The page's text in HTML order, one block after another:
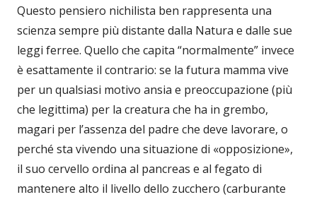
Questo pensiero nichilista ben rappresenta una
scienza sempre più distante dalla Natura e dalle sue
leggi ferree. Quello che capita “normalmente” invece
è esattamente il contrario: se la futura mamma vive
per un qualsiasi motivo ansia e preoccupazione (più
che legittima) per la creatura che ha in grembo,
magari per l’assenza del padre che deve lavorare, o
perché sta vivendo una situazione di «opposizione»,
il suo cervello ordina al pancreas e al fegato di
mantenere alto il livello dello zucchero (carburante